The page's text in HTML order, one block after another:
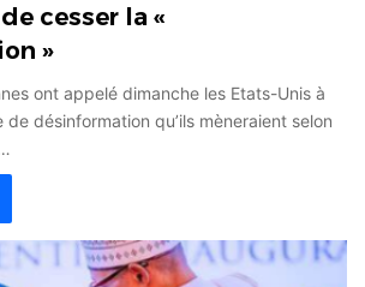
cesser la «
»
ont appelé dimanche les Etats-Unis à
désinformation qu’ils mèneraient selon